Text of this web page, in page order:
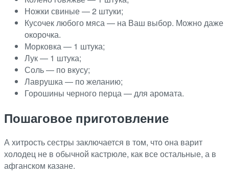
Ножки свиные — 2 штуки;
Кусочек любого мяса — на Ваш выбор. Можно даже
окорочка.
Морковка — 1 штука;
Лук — 1 штука;
Соль — по вкусу;
Лаврушка — по желанию;
Горошины черного перца — для аромата.
Пошаговое приготовление
А хитрость сестры заключается в том, что она варит
холодец не в обычной кастрюле, как все остальные, а в
афганском казане.